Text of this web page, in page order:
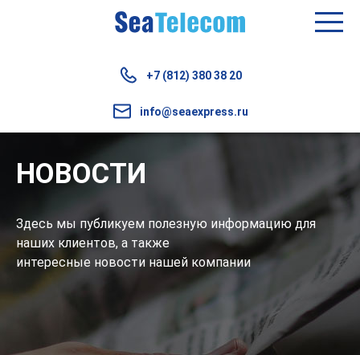
+7 (812) 380 38 20
info@seaexpress.ru
НОВОСТИ
Здесь мы публикуем полезную информацию для
наших клиентов, а также
интересные новости нашей компании